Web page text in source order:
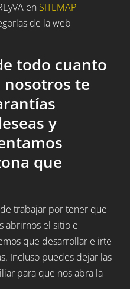
en SITEMAP
de la web
todo cuanto
nosotros te
y
que
trabajar por tener que
abrirnos el sitio e
que desarrollar e irte
Incluso puedes dejar las
para que nos abra la